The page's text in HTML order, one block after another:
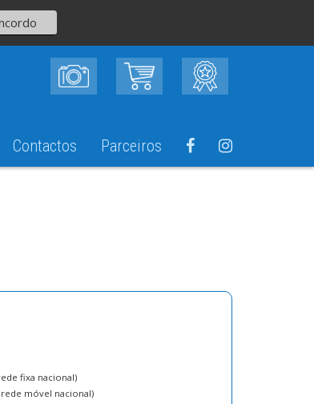
Contactos Parceiros
fixa nacional)
rede móvel nacional)